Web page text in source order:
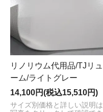
リノリウム代用品/TJリュ
ーム/ライトグレー
14,100円(税込15,510円)
サイズ別価格と詳しい説明は